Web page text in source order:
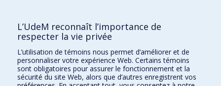
Comment soutenir l'École?
BESOIN D'AIDE?
Plan du site
Signaler une erreur
Accessibilité
L’UdeM reconnaît l’importance de
respecter la vie privée
L’utilisation de témoins nous permet d’améliorer et de
personnaliser votre expérience Web. Certains témoins
sont obligatoires pour assurer le fonctionnement et la
sécurité du site Web, alors que d’autres enregistrent vos